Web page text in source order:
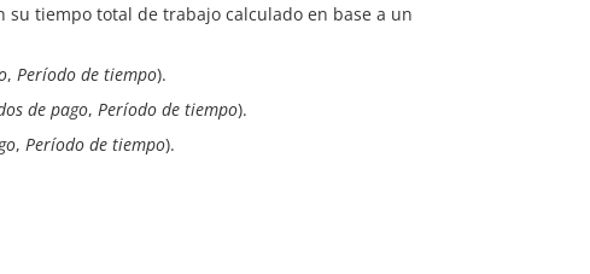
tiempo total de trabajo calculado en base a un
, Período de tiempo).
de pago, Período de tiempo).
, Período de tiempo).